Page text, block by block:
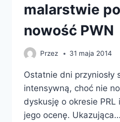
malarstwie
nowość PWN
Przez 31 maja 2014
Ostatnie dni przyniosły
intensywną, choć nie
dyskusję o okresie PRL
jego ocenę. Ukazująca…